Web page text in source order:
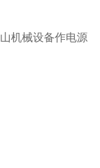
机械设备作电源